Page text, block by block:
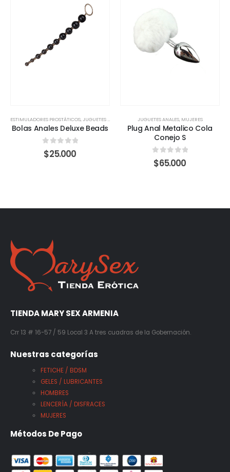
ESTIMULADORES PROSTÁTICOS,JUGUETES ANALES MUJERES
Bolas Anales Deluxe Beads
0out of 5
$25.000
JUGUETES ANALES, MUJERES
Plug Anal Metalico Cola
Conejo S
0out of 5
$65.000
TIENDA MARY SEX ARMENIA
Crr 13 # 16-57 / 59 Local 3 A tres cuadras de la Gobernación.
Nuestras categorías
FETICHE / BDSM
GELES / LUBRICANTES
HOMBRES
LENCERÍA / DISFRACES
MUJERES
Métodos De Pago